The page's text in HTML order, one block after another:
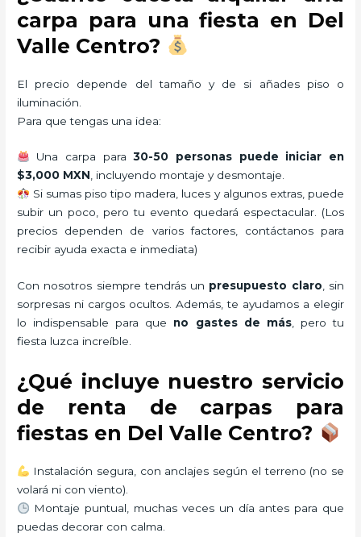
carpa para una fiesta en Del
Valle Centro?
El precio depende del tamaño y de si añades piso o
iluminación.
Para que tengas una idea:
Una carpa para30-50 personas puede iniciar en
$3,000 MXN, incluyendo montaje y desmontaje.
Si sumas piso tipo madera, luces y algunos extras, puede
subir un poco, pero tu evento quedará espectacular. (Los
precios dependen de varios factores, contáctanos para
recibir ayuda exacta e inmediata)
Con nosotros siempre tendrás un presupuesto claro, sin
sorpresas ni cargos ocultos. Además, te ayudamos a elegir
lo indispensable para que no gastes de más, pero tu
fiesta luzca increíble.
¿Qué incluye nuestro servicio
de renta de carpas para
fiestas en Del Valle Centro?
Instalación segura, con anclajes según el terreno (no se
volará ni con viento).
Montaje puntual, muchas veces un día antes para que
puedas decorar con calma.